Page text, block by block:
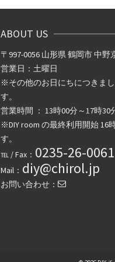
ABOUT US
〒997-0056 山形県 鶴岡市 中野
営業日：土曜日
※その他のお日にちにつきま
す。
営業時間 ： 13時00分～17時30
※DIY room の最終利用開始 16
す。
℡ / Fax： 0235-26-0061
Mail： diy@chirol.jp
お問い合わせ：